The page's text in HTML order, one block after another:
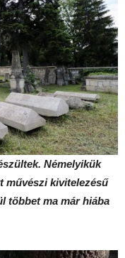
Némelyikük
művészi kivitelezésű
többet ma már hiába